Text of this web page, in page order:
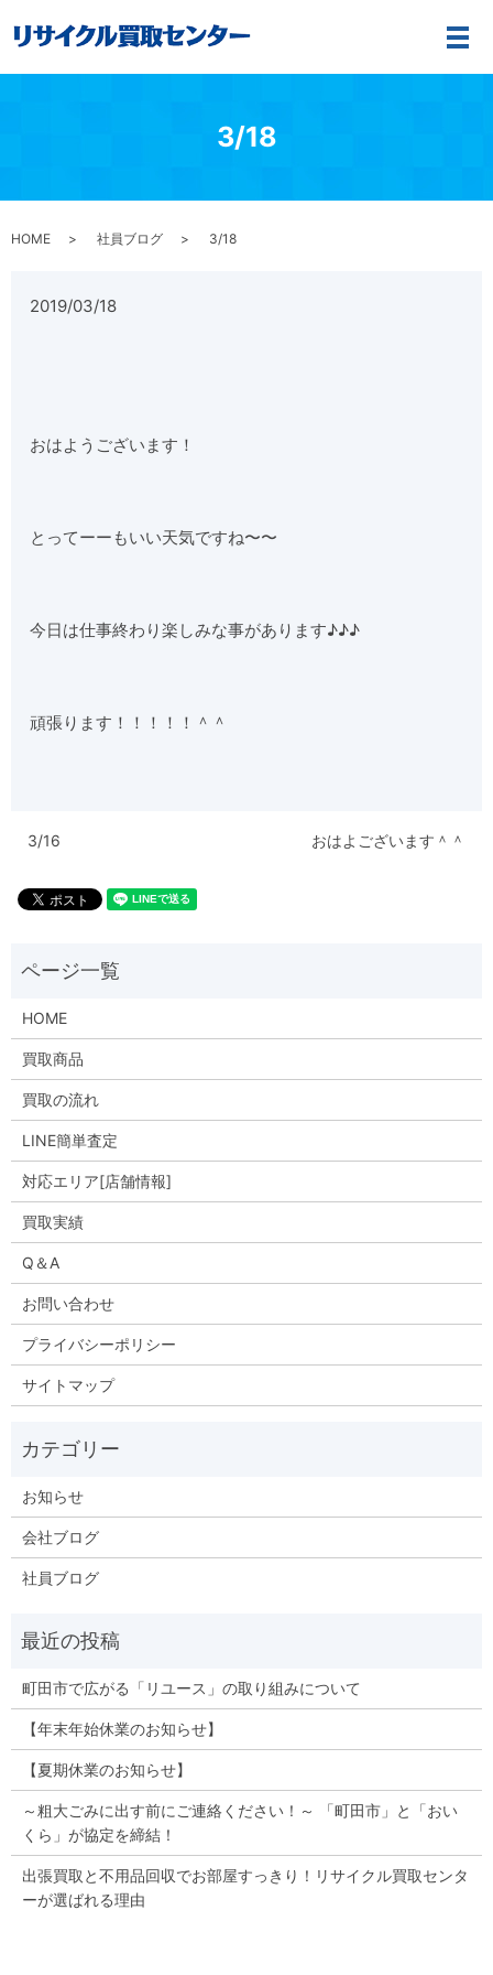
メ
3/18
HOME 社員ブログ 3/18
2019/03/18
おはようございます！
とってーーもいい天気ですね〜〜
今日は仕事終わり楽しみな事があります♪♪♪
頑張ります！！！！！＾＾
3/16 おはよございます＾＾
HOME
買取商品
買取の流れ
LINE簡単査定
対応エリア[店舗情報]
買取実績
Q＆A
お問い合わせ
プライバシーポリシー
サイトマップ
お知らせ
会社ブログ
社員ブログ
町田市で広がる「リユース」の取り組みについて
【年末年始休業のお知らせ】
【夏期休業のお知らせ】
～粗大ごみに出す前にご連絡ください！～ 「町田市」と「おい
くら」が協定を締結！
出張買取と不用品回収でお部屋すっきり！リサイクル買取センタ
ーが選ばれる理由